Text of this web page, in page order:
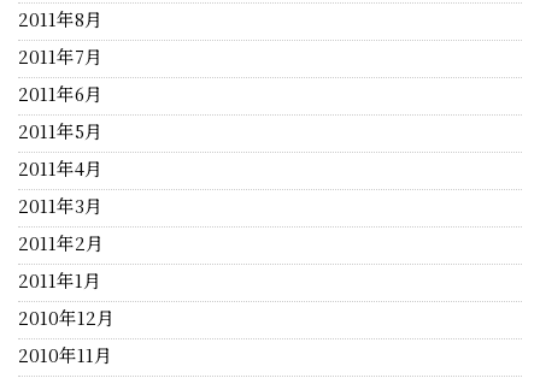
2011年8月
2011年7月
2011年6月
2011年5月
2011年4月
2011年3月
2011年2月
2011年1月
2010年12月
2010年11月